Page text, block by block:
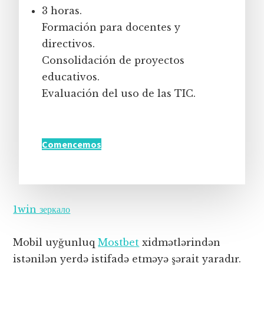
3 horas.
Formación para docentes y
directivos.
Consolidación de proyectos
educativos.
Evaluación del uso de las TIC.
Comencemos
1win зеркало
Mobil uyğunluqMostbet xidmətlərindən
istənilən yerdə istifadə etməyə şərait yaradır.